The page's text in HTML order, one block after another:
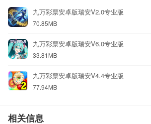
九万彩票安卓版瑞安V2.0专业版
70.85MB
九万彩票安卓版瑞安V6.0专业版
33.81MB
九万彩票安卓版瑞安V4.4专业版
77.94MB
相关信息